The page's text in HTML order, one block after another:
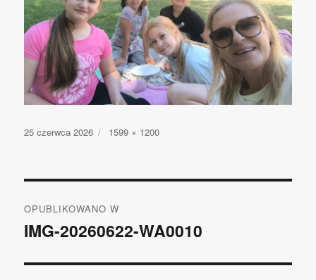
Opublikowano
25 czerwca 2026
Pełny
1599 × 1200
wpisu
OPUBLIKOWANO W
IMG-20260622-WA0010